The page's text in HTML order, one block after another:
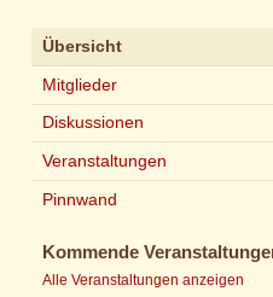
Übersicht
Mitglieder
Diskussionen
Veranstaltungen
Pinnwand
Kommende
Alle Veranstaltungen anzeigen